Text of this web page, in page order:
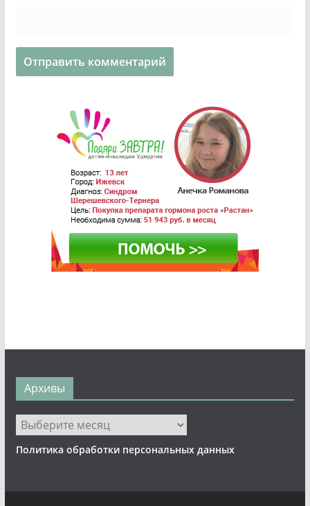
Архивы
Архивы
Политика обработки персональных данных